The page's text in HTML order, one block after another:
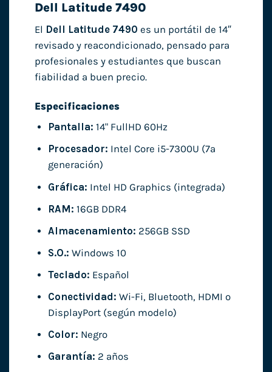
Dell Latitude 7490
El Dell Latitude 7490 es un portátil de 14″
revisado y reacondicionado, pensado para
profesionales y estudiantes que buscan
fiabilidad a buen precio.
Especificaciones
Pantalla: 14" FullHD 60Hz
Procesador: Intel Core i5-7300U (7ª
generación)
Gráfica: Intel HD Graphics (integrada)
RAM: 16GB DDR4
Almacenamiento: 256GB SSD
S.O.: Windows 10
Teclado: Español
Conectividad: Wi-Fi, Bluetooth, HDMI o
DisplayPort (según modelo)
Color: Negro
Garantía: 2 años